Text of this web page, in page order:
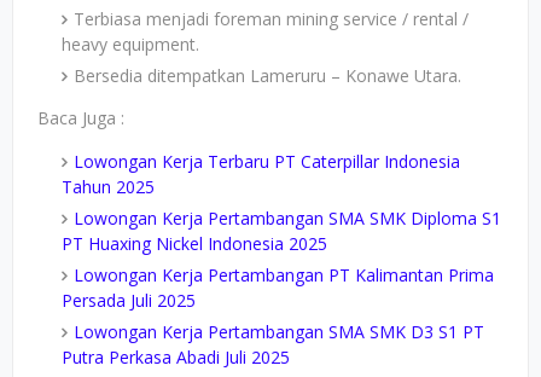
Terbiasa menjadi foreman mining service / rental /
heavy equipment.
Bersedia ditempatkan Lameruru – Konawe Utara.
Baca Juga :
Lowongan Kerja Terbaru PT Caterpillar Indonesia
Tahun 2025
Lowongan Kerja Pertambangan SMA SMK Diploma S1
PT Huaxing Nickel Indonesia 2025
Lowongan Kerja Pertambangan PT Kalimantan Prima
Persada Juli 2025
Lowongan Kerja Pertambangan SMA SMK D3 S1 PT
Putra Perkasa Abadi Juli 2025